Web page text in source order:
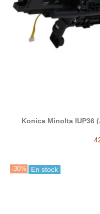
Konica Minolta IUP36
-30% En stock